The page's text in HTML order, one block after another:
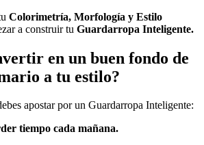
Colorimetría, Morfología y Estilo
a construir tu Guardarropa Inteligente.
en un buen fondo de
a tu estilo?
apostar por un Guardarropa Inteligente:
tiempo cada mañana.